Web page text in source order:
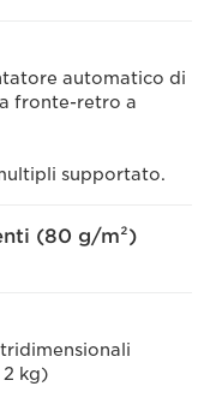
automatico di
fronte-retro a
supportato.
(80 g/m²)
2 kg)